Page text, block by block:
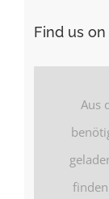
Find us
Aus